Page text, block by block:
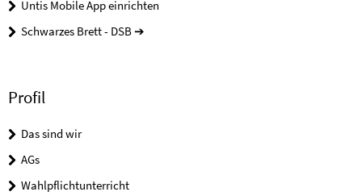
Untis Mobile App einrichten
Schwarzes Brett - DSB ➔
Profil
Das sind wir
AGs
Wahlpflichtunterricht